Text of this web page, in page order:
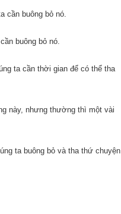
cần buông bỏ nó.
buông bỏ nó.
ta cần thời gian để có thể tha
này, nhưng thường thì một vài
ta buông bỏ và tha thứ chuyện